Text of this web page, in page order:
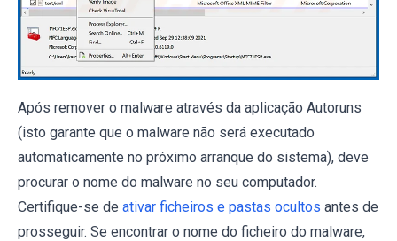
Após remover o malware através da aplicação Autoruns
(isto garante que o malware não será executado
automaticamente no próximo arranque do sistema), deve
procurar o nome do malware no seu computador.
Certifique-se de ativar ficheiros e pastas ocultos antes de
prosseguir. Se encontrar o nome do ficheiro do malware,